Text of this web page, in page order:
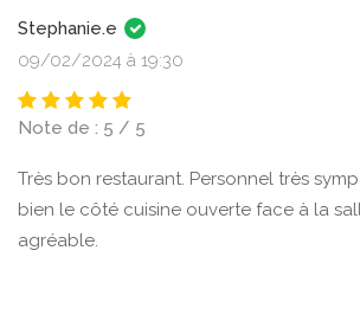
Stephanie.e
09/02/2024 à 19:30
Note de : 5 / 5
Très bon restaurant. Personnel très
bien le côté cuisine ouverte face à la
agréable.